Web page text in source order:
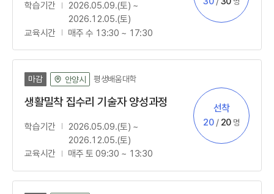
학습기간
2026.05.09.(토) ~
2026.12.05.(토)
교육시간
매주 수 13:30 ~ 17:30
마감 안양시 평생배움대학
생활밀착 집수리 기술자 양성과정
학습기간
2026.05.09.(토) ~
2026.12.05.(토)
교육시간
매주 토 09:30 ~ 13:30
모집방법
선착
신청
20 / 정원
20 명